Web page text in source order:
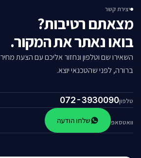
יצירת קשר
מצאתם רטיבות?
בואו נאתר את המקור.
השאירו שם וטלפון ונחזור אליכם עם הצעת מחיר
ברורה, לפני שהטכנאי יוצא.
טלפון072-3930090
וואטסאפ שלחו הודעה